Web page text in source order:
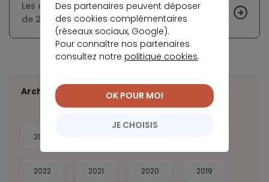
Les changements prévus pour le PTZ à partir
de 2018
Archives
2026
2022 2021 2020 2019
Des partenaires peuvent déposer
des cookies complémentaires
(réseaux sociaux, Google).
Pour connaître nos partenaires
consultez notre politique cookies.
JE CHOISIS
OK POUR MOI